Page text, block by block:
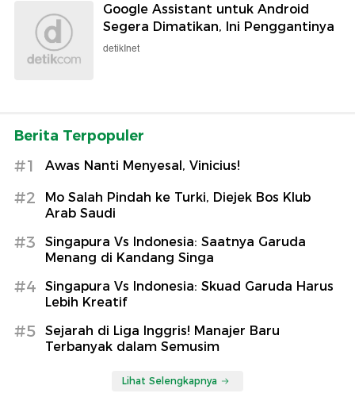
Google Assistant untuk Android
Segera Dimatikan, Ini Penggantinya
detikInet
Berita Terpopuler
#1 Awas Nanti Menyesal, Vinicius!
#2
Mo Salah Pindah ke Turki, Diejek Bos Klub
Arab Saudi
#3
Singapura Vs Indonesia: Saatnya Garuda
Menang di Kandang Singa
#4
Singapura Vs Indonesia: Skuad Garuda Harus
Lebih Kreatif
#5
Sejarah di Liga Inggris! Manajer Baru
Terbanyak dalam Semusim
Lihat Selengkapnya